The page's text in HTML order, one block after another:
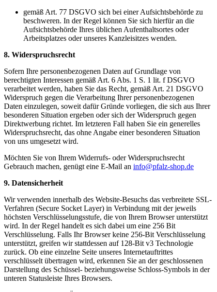
gemäß Art. 77 DSGVO sich bei einer Aufsichtsbehörde zu
beschweren. In der Regel können Sie sich hierfür an die
Aufsichtsbehörde Ihres üblichen Aufenthaltsortes oder
Arbeitsplatzes oder unseres Kanzleisitzes wenden.
8. Widerspruchsrecht
Sofern Ihre personenbezogenen Daten auf Grundlage von
berechtigten Interessen gemäß Art. 6 Abs. 1 S. 1 lit. f DSGVO
verarbeitet werden, haben Sie das Recht, gemäß Art. 21 DSGVO
Widerspruch gegen die Verarbeitung Ihrer personenbezogenen
Daten einzulegen, soweit dafür Gründe vorliegen, die sich aus Ihrer
besonderen Situation ergeben oder sich der Widerspruch gegen
Direktwerbung richtet. Im letzteren Fall haben Sie ein generelles
Widerspruchsrecht, das ohne Angabe einer besonderen Situation
von uns umgesetzt wird.
Möchten Sie von Ihrem Widerrufs- oder Widerspruchsrecht
Gebrauch machen, genügt eine E-Mail an info@pfalz-shop.de
9. Datensicherheit
Wir verwenden innerhalb des Website-Besuchs das verbreitete SSL-
Verfahren (Secure Socket Layer) in Verbindung mit der jeweils
höchsten Verschlüsselungsstufe, die von Ihrem Browser unterstützt
wird. In der Regel handelt es sich dabei um eine 256 Bit
Verschlüsselung. Falls Ihr Browser keine 256-Bit Verschlüsselung
unterstützt, greifen wir stattdessen auf 128-Bit v3 Technologie
zurück. Ob eine einzelne Seite unseres Internetauftrittes
verschlüsselt übertragen wird, erkennen Sie an der geschlossenen
Darstellung des Schüssel- beziehungsweise Schloss-Symbols in der
unteren Statusleiste Ihres Browsers.